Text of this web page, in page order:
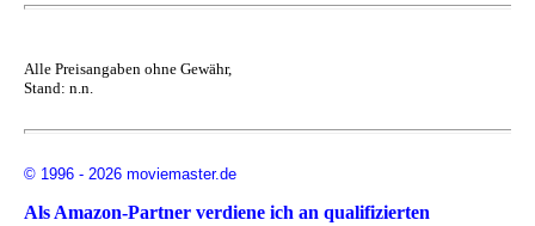
Alle Preisangaben ohne Gewähr,
Stand: n.n.
© 1996 - 2026 moviemaster.de
Als Amazon-Partner verdiene ich an qualifizierten